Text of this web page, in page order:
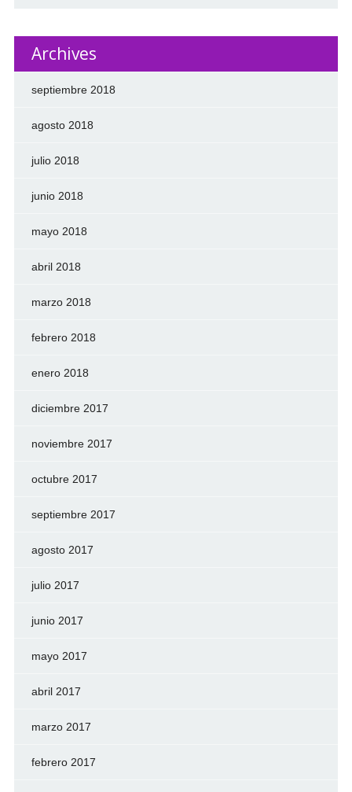
Archives
septiembre 2018
agosto 2018
julio 2018
junio 2018
mayo 2018
abril 2018
marzo 2018
febrero 2018
enero 2018
diciembre 2017
noviembre 2017
octubre 2017
septiembre 2017
agosto 2017
julio 2017
junio 2017
mayo 2017
abril 2017
marzo 2017
febrero 2017